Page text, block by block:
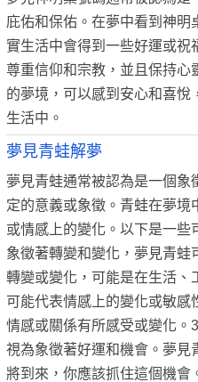
庇佑和保佑。在夢中看到神明
實生活中會得到一些好運或祝
尊重信仰和宗教，並且保持心
的夢境，可以感到安心和喜悅
生活中。
夢見青蛙解夢
夢見青蛙通常被認為是一個
定的意義或象徵。青蛙在夢境
或情感上的變化。以下是一些
象徵著轉變和變化，夢見青蛙
轉變或變化，可能是在生活、
可能代表情感上的變化或敏
情感或關係有所感受或變化。
視為象徵著好運和機會。夢見
將到來，你應該抓住這個機會